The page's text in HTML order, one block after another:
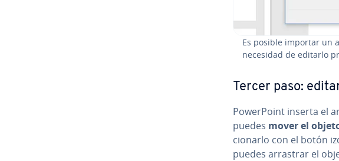
Es posible importar un
necesidad de editarlo
Tercer paso:
Po­we­r­Poi­nt inserta el
puedes mover el
cio­nar­lo con el botón
puedes arrastrar el